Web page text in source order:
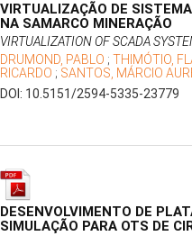
VIRTUALIZAÇÃO DE
NA SAMARCO MINERAÇÃO
VIRTUALIZATION OF SCADA
DRUMOND, PABLO ; THIMÓTIO,
RICARDO ; SANTOS, MÁRCIO
DOI: 10.5151/2594-5335-23779
DESENVOLVIMENTO DE
SIMULAÇÃO PARA OTS DE